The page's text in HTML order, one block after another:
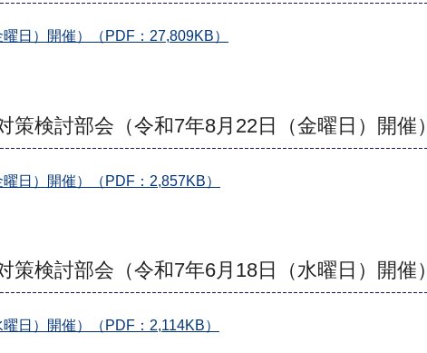
日）開催）（PDF：27,809KB）
策検討部会（令和7年8月22日（金曜日）開催）
日）開催）（PDF：2,857KB）
策検討部会（令和7年6月18日（水曜日）開催）
日）開催）（PDF：2,114KB）